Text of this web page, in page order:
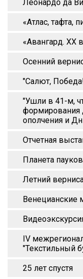
Леонардо да
«Атлас, тафта,
«Авангард. XX
Осенний
"Салют,
"Ушли в 41-м,
формирования
ополчения и
Отчетная
Планета пауков
Летний
Венецианские
IV
"Текстильный
25 лет спустя